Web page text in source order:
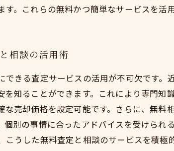
。これらの無料かつ簡単なサービスを活
相談の活用術
きる査定サービスの活用が不可欠です
知ることができます。これにより専門知
売却価格を設定可能です。さらに、無
別の事情に合ったアドバイスを受けられ
うした無料査定と相談のサービスを積極